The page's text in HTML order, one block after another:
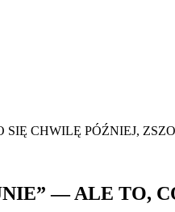
CHWILĘ PÓŹNIEJ,
— ALE TO,